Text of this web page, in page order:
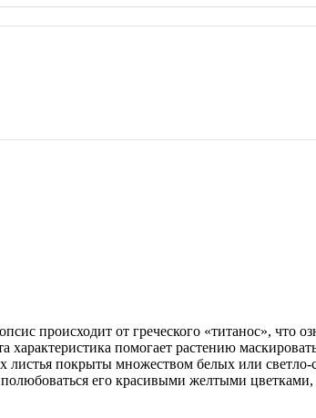
происходит от греческого «титанос», что
помогает растению
покрыты множеством белых или
его красивыми желтыми